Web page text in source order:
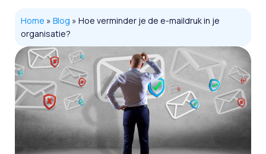
Home » Blog » Hoe verminder je de e-maildruk in je
organisatie?